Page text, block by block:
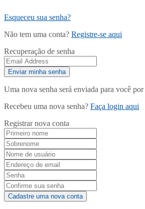
Esqueceu sua senha?
Não tem uma conta? Registre-se aqui
Recuperação de senha
Uma nova senha será enviada para você
Recebeu uma nova senha? Faça login aqui
Registrar nova conta